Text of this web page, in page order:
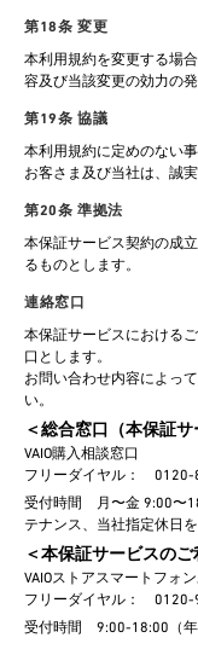
第18条 変更
本利用規約を変更する場
容及び当該変更の効力の
第19条 協議
本利用規約に定めのない
お客さま及び当社は、誠
第20条 準拠法
本保証サービス契約の成
るものとします。
連絡窓口
本保証サービスにおける
口とします。
お問い合わせ内容によっ
い。
＜総合窓口（本保証
VAIO購入相談窓口
フリーダイヤル： 0120-
受付時間 月〜金 9:00〜
テナンス、当社指定休日を
＜本保証サービスの
VAIOストアスマートフォ
フリーダイヤル： 0120-
受付時間 9:00-18:00（年